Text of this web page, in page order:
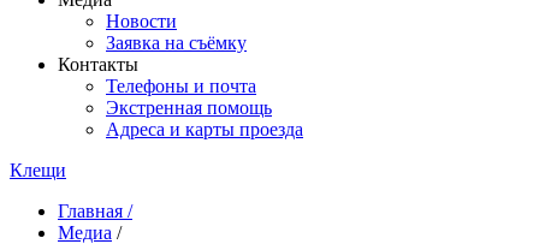
Новости
Заявка на съёмку
Контакты
Телефоны и почта
Экстренная помощь
Адреса и карты проезда
Клещи
Главная /
Медиа /